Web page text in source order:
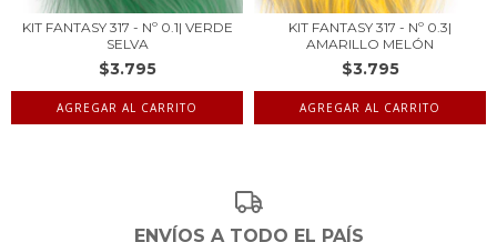
KIT FANTASY 317 - Nº 0.1| VERDE
SELVA
$3.795
KIT FANTASY 317 - Nº 0.3|
AMARILLO MELÓN
$3.795
ENVÍOS A TODO EL PAÍS